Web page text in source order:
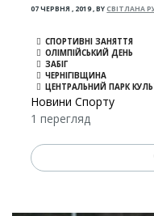
07 ЧЕРВНЯ , 2019,BYСВІТЛАНА
СПОРТИВНІ ЗАНЯТТЯ
ОЛІМПІЙСЬКИЙ ДЕНЬ
ЗАБІГ
ЧЕРНІГІВЩИНА
ЦЕНТРАЛЬНИЙ ПАРК
Новини Спорту
1 перегляд